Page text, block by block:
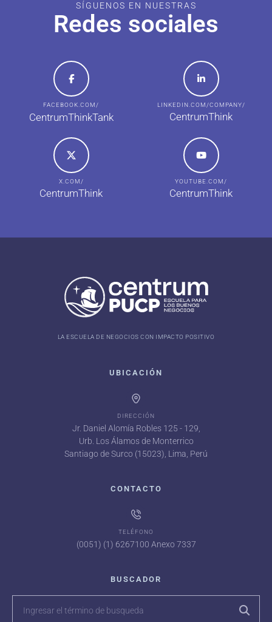
SÍGUENOS EN NUESTRAS
Redes sociales
FACEBOOK.COM/
CentrumThinkTank
LINKEDIN.COM/COMPANY/
CentrumThink
X.COM/
CentrumThink
YOUTUBE.COM/
CentrumThink
LA ESCUELA DE NEGOCIOS CON IMPACTO POSITIVO
UBICACIÓN
DIRECCIÓN
Jr. Daniel Alomía Robles 125 - 129,
Urb. Los Álamos de Monterrico
Santiago de Surco (15023), Lima, Perú
CONTACTO
TELÉFONO
(0051) (1) 6267100 Anexo 7337
BUSCADOR